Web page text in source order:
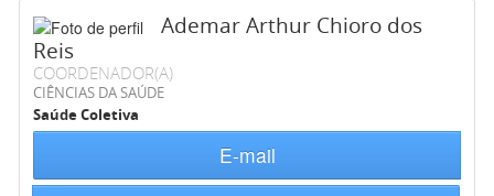
Ademar Arthur Chioro dos
Reis
COORDENADOR(A)
CIÊNCIAS DA SAÚDE
Saúde Coletiva
E-mail